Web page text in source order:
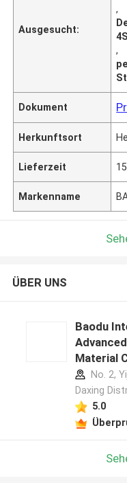
Ausgesucht:
,
,
Dokument
Herkunftsort
Lieferzeit
Markenname
ÜBER UNS
Baodu
Material
No. 2,
Daxing
5.0